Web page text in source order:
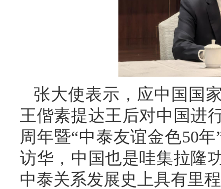
张大使表示，应中国国
王偕素提达王后对中国进
周年暨“中泰友谊金色50
访华，中国也是哇集拉隆
中泰关系发展史上具有里